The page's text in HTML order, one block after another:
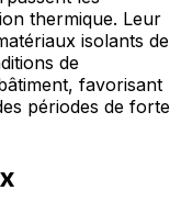
thermique. Leur
isolants de
de
favorisant
périodes de forte